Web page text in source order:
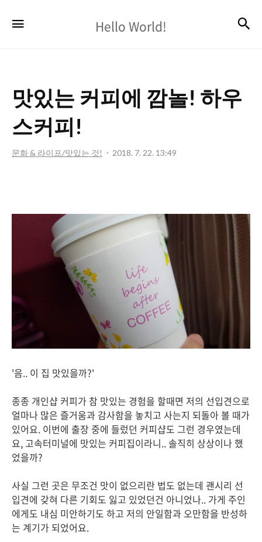
World!
Hello World!
맛있는 커피에 깜놀! 하우
스커피!
문화 & 라이프/맛있는 것! 2018. 7. 22. 13:49
'음.. 이 집 맛있을까?'
종종 개인샵 커피가 참 맛있는 경험을 할때면 저의 선입견으로
얼마나 많은 즐거움과 감사함을 놓치고 사는지 되돌아 볼 때가
있어요. 이번에 출장 중에 들렀던 커피샵도 그런 경우였는데
요, 고속터미널에 맛있는 커피집이라니.. 솔직히 상상이나 했
었을까?
사실 그런 곳은 무조건 맛이 없으리란 법도 없는데 괜시리 선
입견에 갖혀 다른 기회도 잃고 있었던건 아니었나.. 가게 주인
에게도 내심 미안하기도 하고 저의 안일함과 오만함을 반성하
는 계기가 되었어요.